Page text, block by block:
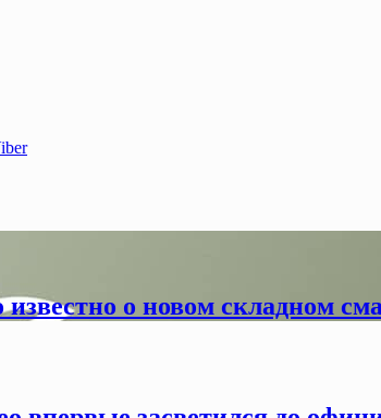
о новом складном